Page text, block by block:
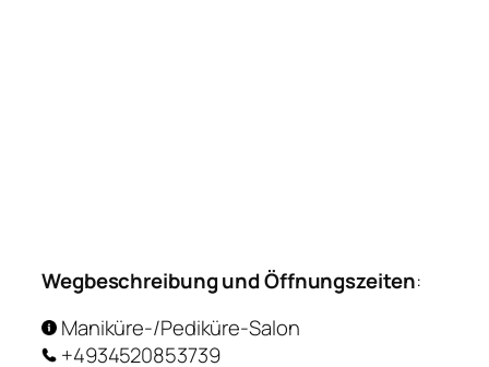
Wegbeschreibung und Öffnungszeiten:
Maniküre-/Pediküre-Salon
+4934520853739